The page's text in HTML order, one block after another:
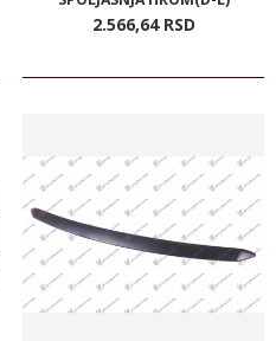
2.566,64 RSD